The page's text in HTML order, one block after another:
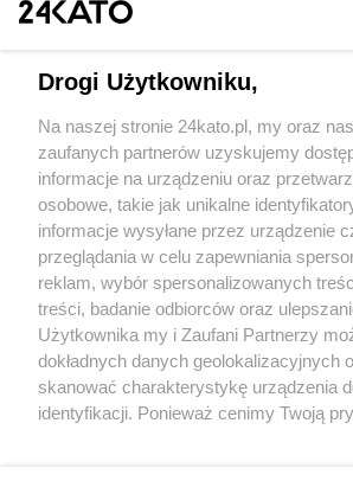
Wydawca mediów lokalnych
Nie zapomnij
zapoznać się z:
polityką prywatności regulamin
Twojemiasto
Piekary Śląskie
Chorzów
Tarnowskie Góry
Kontakt
Wydawca
Redakcja
Drogi Użytkowniku,
Na naszej stronie 24kato.pl, my oraz
zaufanych partnerów uzyskujemy
informacje na urządzeniu oraz
osobowe, takie jak unikalne
informacje wysyłane przez urządzenie
przeglądania w celu zapewniania
reklam, wybór spersonalizowanych
treści, badanie odbiorców oraz
Użytkownika my i Zaufani Partnerzy
dokładnych danych geolokalizacyjnych
skanować charakterystykę urządzenia
identyfikacji. Ponieważ cenimy Twoją